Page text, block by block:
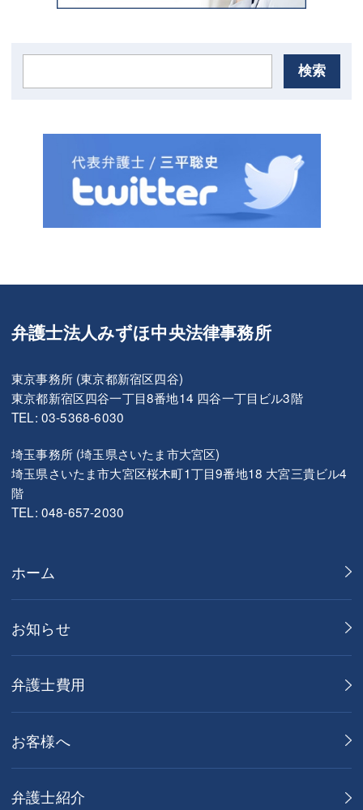
検索
弁護士法人みずほ中央法律事務所
東京事務所 (東京都新宿区四谷)
東京都新宿区四谷一丁目8番地14 四谷一丁目ビル3階
TEL: 03-5368-6030
埼玉事務所 (埼玉県さいたま市大宮区)
埼玉県さいたま市大宮区桜木町1丁目9番地18 大宮三貴ビル4
階
TEL: 048-657-2030
ホーム
お知らせ
弁護士費用
お客様へ
弁護士紹介